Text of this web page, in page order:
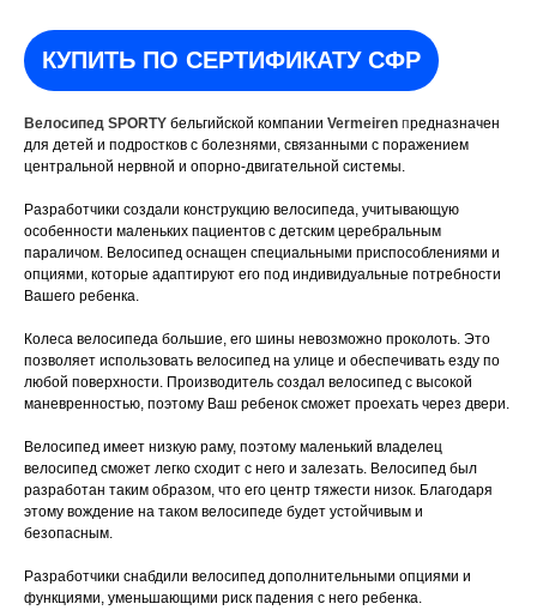
КУПИТЬ ПО СЕРТИФИКАТУ СФР
Велосипед SPORTY бельгийской компании Vermeiren предназначен
для детей и подростков с болезнями, связанными с поражением
центральной нервной и опорно-двигательной системы.
Разработчики создали конструкцию велосипеда, учитывающую
особенности маленьких пациентов с детским церебральным
параличом. Велосипед оснащен специальными приспособлениями и
опциями, которые адаптируют его под индивидуальные потребности
Вашего ребенка.
Колеса велосипеда большие, его шины невозможно проколоть. Это
позволяет использовать велосипед на улице и обеспечивать езду по
любой поверхности. Производитель создал велосипед с высокой
маневренностью, поэтому Ваш ребенок сможет проехать через двери.
Велосипед имеет низкую раму, поэтому маленький владелец
велосипед сможет легко сходит с него и залезать. Велосипед был
разработан таким образом, что его центр тяжести низок. Благодаря
этому вождение на таком велосипеде будет устойчивым и
безопасным.
Разработчики снабдили велосипед дополнительными опциями и
функциями, уменьшающими риск падения с него ребенка.